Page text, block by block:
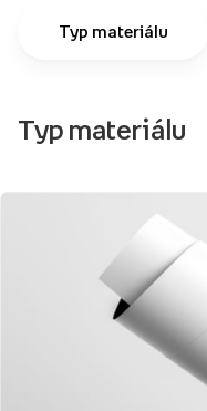
Typ materiálu
Typ materiálu